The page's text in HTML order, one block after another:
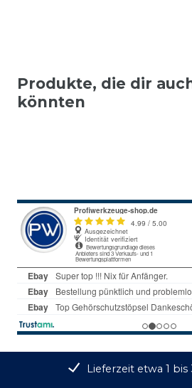
Produkte, die dir
könnten
Lieferzeit etwa 1